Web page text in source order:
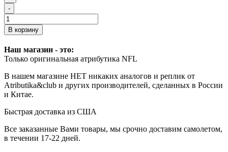
-
В корзину
Наш магазин - это:
Только оригинальная атрибутика NFL
В нашем магазине НЕТ никаких аналогов и реплик от
Atributika&club и других производителей, сделанных в России
и Китае.
Быстрая доставка из США
Все заказанные Вами товары, мы срочно доставим самолетом,
в течении 17-22 дней.